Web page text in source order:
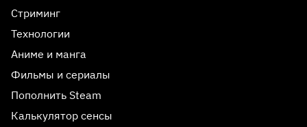
Стриминг
Технологии
Аниме и манга
Фильмы и сериалы
Пополнить Steam
Калькулятор сенсы